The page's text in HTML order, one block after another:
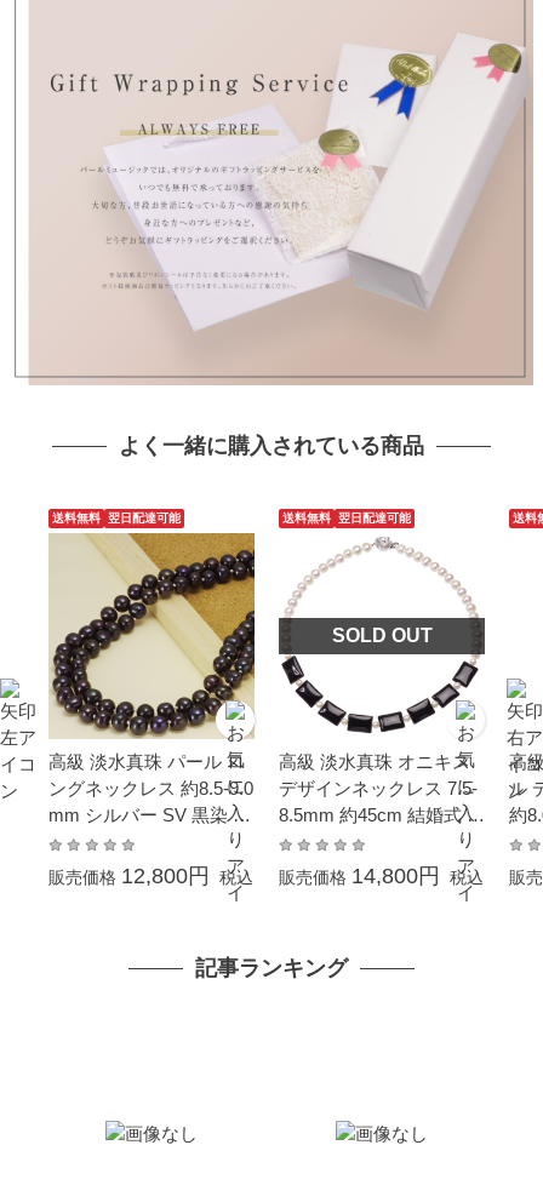
よく一緒に購入されている商品
送料無料 翌日配達可能
高級 淡水真珠 パール ロ
ングネックレス 約8.5-9.0
mm シルバー SV 黒染 オ
ールノッチ
販売価格 12,800円 税込
送料無料 翌日配達可能
SOLD OUT
高級 淡水真珠 オニキス
デザインネックレス 7.5-
8.5mm 約45cm 結婚式 冠
婚葬祭 フォーマル パー
ティー カジュアル 普段
販売価格 14,800円 税込
送料
高
ル
約
約
婚
販
記事ランキング